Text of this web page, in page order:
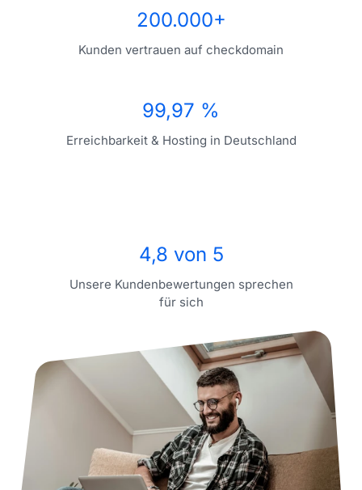
200.000+
Kunden vertrauen auf checkdomain
99,97 %
Erreichbarkeit & Hosting in Deutschland
4,8 von 5
Unsere Kundenbewertungen sprechen
für sich